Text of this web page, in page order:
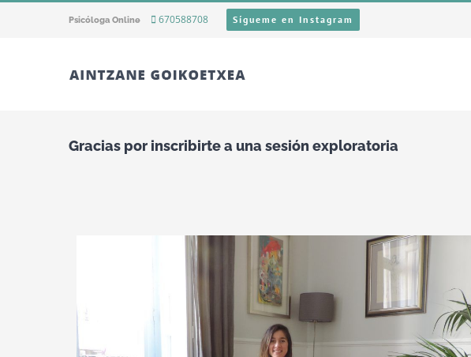
Psicóloga Online 670588708 Sígueme en Instagram
Gracias por inscribirte a una sesión exploratoria